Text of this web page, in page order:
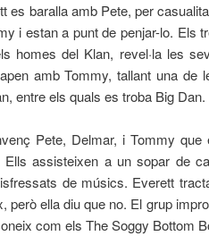
es baralla amb Pete, per
i estan a punt de penjar-lo. Els
homes del Klan, revel·la les
amb Tommy, tallant una
entre els quals es troba Big Dan.
Pete, Delmar, i Tommy
Ells assisteixen a un sopar de
de músics. Everett
però ella diu que no. El grup
com els The Soggy Bottom